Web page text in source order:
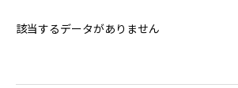
該当するデータがありません